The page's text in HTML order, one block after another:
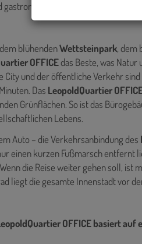
Pioniergeist.
blühendenWettsteinpark, dem
OFFICEdas Beste, was Natur
City und der öffentliche Verkehr
Das LeopoldQuartier
Grünflächen. So ist das
Lebens.
Auto – die Verkehrsanbindung des
einen kurzen Fußmarsch entfernt
die Reise weiter gehen soll, ist
liegt die gesamte Innenstadt vor
OFFICE basiert